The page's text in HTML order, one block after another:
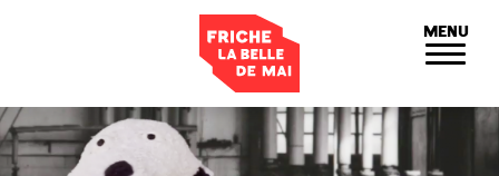
MENU
Panneau de gestion des cookies